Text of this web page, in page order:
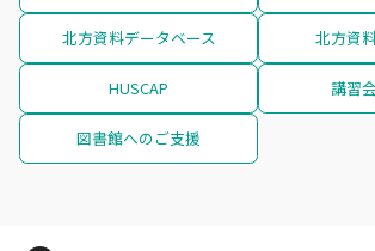
北方資料データベース 北方資
HUSCAP 講習
図書館へのご支援